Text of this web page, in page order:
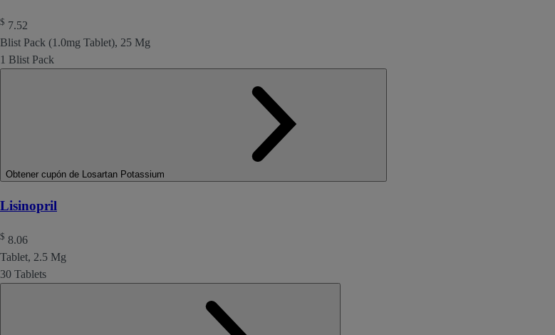
$ 7.52
Blist Pack (1.0mg Tablet), 25 Mg
1 Blist Pack
Obtener cupón de Losartan Potassium
Lisinopril
$ 8.06
Tablet, 2.5 Mg
30 Tablets